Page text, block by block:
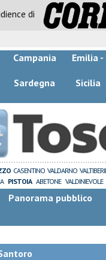
di
Campania
Emilia -
Sardegna
Sicilia
CASENTINO VALDARNO
PISTOIA ABETONE VALDINIEVOLE
Panorama pubblico